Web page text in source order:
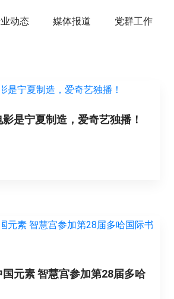
动态 媒体报道 党群工作
是宁夏制造，爱奇艺独播！
元素 智慧宫参加第28届多哈